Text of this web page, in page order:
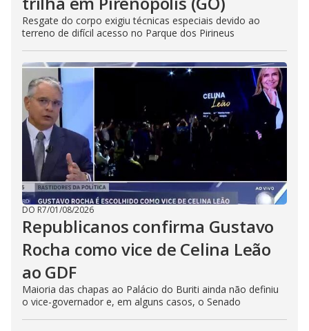
Resgate do corpo exigiu técnicas especiais devido ao
terreno de difícil acesso no Parque dos Pirineus
DO R7/01/08/2026
Republicanos confirma Gustavo
Rocha como vice de Celina Leão
ao GDF
Maioria das chapas ao Palácio do Buriti ainda não definiu
o vice-governador e, em alguns casos, o Senado